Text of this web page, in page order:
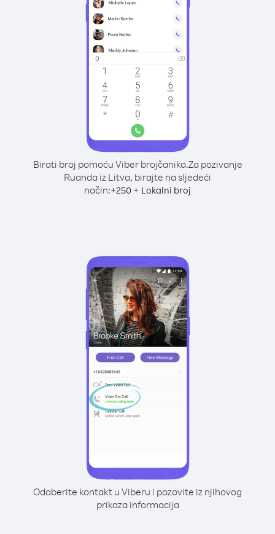
Birati broj pomoću Viber brojčanika.Za pozivanje
Ruanda iz Litva, birajte na sljedeći
način:+250 + Lokalni broj
Odaberite kontakt u Viberu i pozovite iz njihovog
prikaza informacija